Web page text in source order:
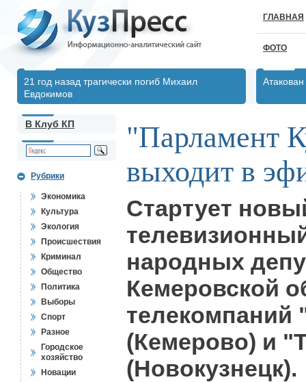
ГЛАВНАЯ
ФОТО
21 год назад трагически погиб Михаил
Евдокимов
В Клуб КП
Рубрики
Экономика
Культура
Экология
Происшествия
Криминал
Общество
Политика
Выборы
Спорт
Разное
Городское
хозяйство
Новации
"Парламент
выходит в
Стартует
народных
Кемеровской
телекомпаний
(Кемерово) и
(Новокузнецк).